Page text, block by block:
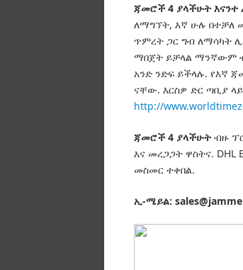
ጃመሮች 4 ያላችሁት እናንተ
ለማግኘት, እኛ ሁሉ በተቻለ
ጥምረት ጋር ግብ ለማሳካት
ማበጀት ይቻላል ማንኛውም
አንድ ንድፍ ይችላሉ. የእኛ
ናቸው. እርስዎ ድር ጣቢያ
http://
ጃመሮች 4 ያላችሁትብዙ
እና መረጋጋት ዋስትና.
መስመር ተቀበል.
ኢ-ሜይል: